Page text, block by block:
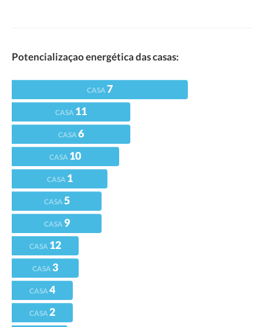
Potencializaçao energética das casas:
CASA7
CASA 11
CASA6
CASA 10
CASA 1
CASA5
CASA 9
CASA 12
CASA 3
CASA4
CASA2